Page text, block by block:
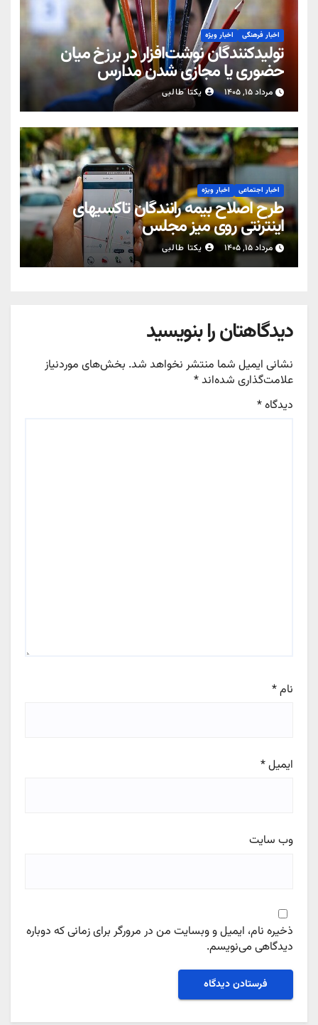
اخبار فرهنگی اخبار ویژه
تولیدکنندگان نوشت‌افزار در برزخ میان
حضوری یا مجازی شدن مدارس
مرداد ۱۵, ۱۴۰۵ یکتا طالبی
اخبار اجتماعی اخبار ویژه
طرح اصلاح بیمه رانندگان تاکسیهای
اینترنتی روی میز مجلس
مرداد ۱۵, ۱۴۰۵ یکتا طالبی
دیدگاهتان را بنویسید
نشانی ایمیل شما منتشر نخواهد شد. بخش‌های موردنیاز
علامت‌گذاری شده‌اند*
دیدگاه*
نام*
ایمیل*
وب‌ سایت
ذخیره نام، ایمیل و وبسایت من در مرورگر برای زمانی که دوباره
دیدگاهی می‌نویسم.